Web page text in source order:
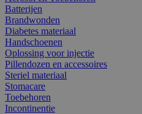
Batterijen
Brandwonden
Diabetes materiaal
Handschoenen
Oplossing voor injectie
Pillendozen en accessoires
Steriel materiaal
Stomacare
Toebehoren
Incontinentie